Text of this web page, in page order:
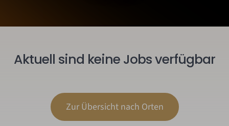
Aktuell sind keine Jobs verfügbar
Zur Übersicht nach Orten